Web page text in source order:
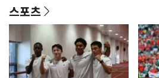
스포츠